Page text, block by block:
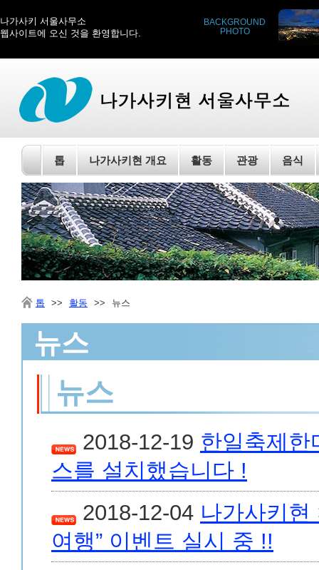
나가사키 서울사무소
웹사이트에 오신 것을 환영합니다.
BACKGROUND
PHOTO
톱 나가사키현 개요 활동 관광 음식
톱 >> 활동 >> 뉴스
뉴스
뉴스
2018-12-19 한일축제한
스를 설치했습니다 !
2018-12-04 나가사키현
여행” 이벤트 실시 중 !!